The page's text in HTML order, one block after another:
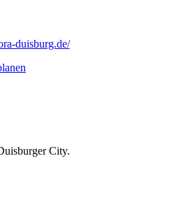
duisburg.de/
City.